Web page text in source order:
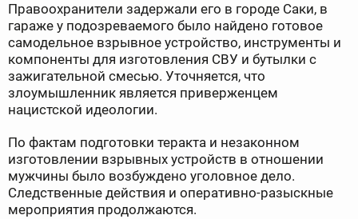
Правоохранители задержали его в городе Саки, в
гараже у подозреваемого было найдено готовое
самодельное взрывное устройство, инструменты и
компоненты для изготовления СВУ и бутылки с
зажигательной смесью. Уточняется, что
злоумышленник является приверженцем
нацистской идеологии.
По фактам подготовки теракта и незаконном
изготовлении взрывных устройств в отношении
мужчины было возбуждено уголовное дело.
Следственные действия и оперативно-разыскные
мероприятия продолжаются.